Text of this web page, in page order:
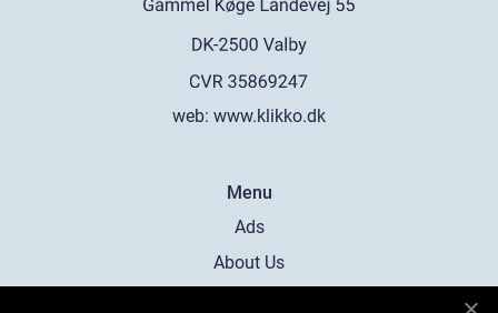
web: www.klikko.dk
Menu
Ads
About Us